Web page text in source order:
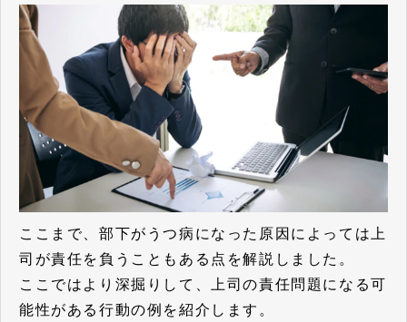
ここまで、部下がうつ病になった原因によっては上
司が責任を負うこともある点を解説しました。
ここではより深掘りして、上司の責任問題になる可
能性がある行動の例を紹介します。